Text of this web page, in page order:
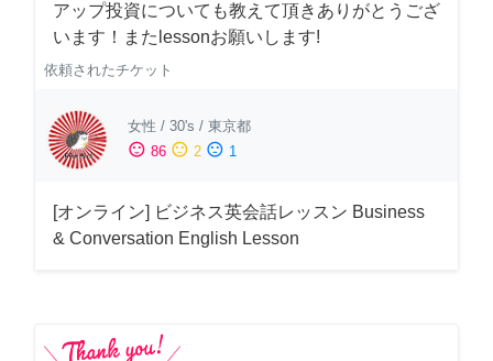
アップ投資についても教えて頂きありがとうござ
います！またlessonお願いします!
依頼されたチケット
女性 / 30's / 東京都
sentiment_satisfied 86 sentiment_neutral 2 sentiment_dissatisfied 1
[オンライン] ビジネス英会話レッスン Business
& Conversation English Lesson